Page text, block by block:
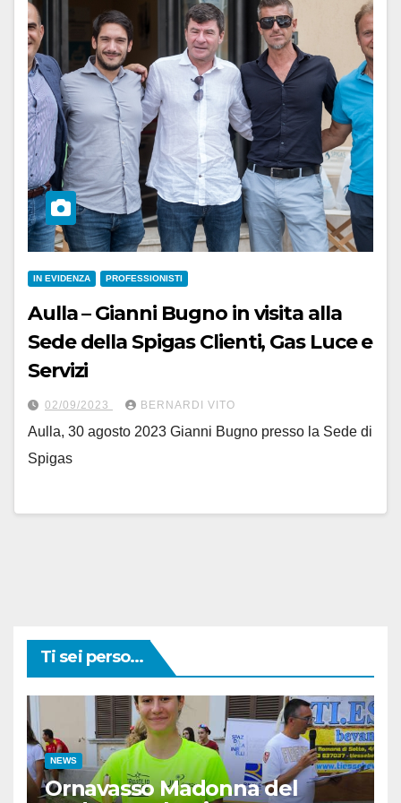
IN EVIDENZA PROFESSIONISTI
Aulla – Gianni Bugno in visita alla
Sede della Spigas Clienti, Gas Luce e
Servizi
02/09/2023 BERNARDI VITO
Aulla, 30 agosto 2023 Gianni Bugno presso la Sede di
Spigas
Ti sei perso...
NEWS
Ornavasso Madonna del